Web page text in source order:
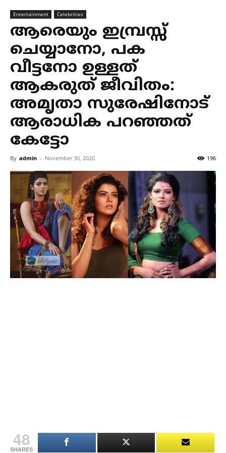
Entertainment Celebrities
ആരെയും ഇമ്പ്രസ്സ്
ചെയ്യാനോ, പക
വീട്ടനോ ഉള്ളത്
ആകരുത് ജീവിതം:
അമൃതാ സുരേഷിനോട്
ആരാധിക പറഞ്ഞത്
കേട്ടോ
By admin - November 30, 2020 196
48
SHARES